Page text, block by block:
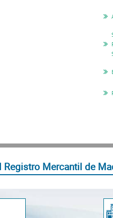
Registro Mercantil de